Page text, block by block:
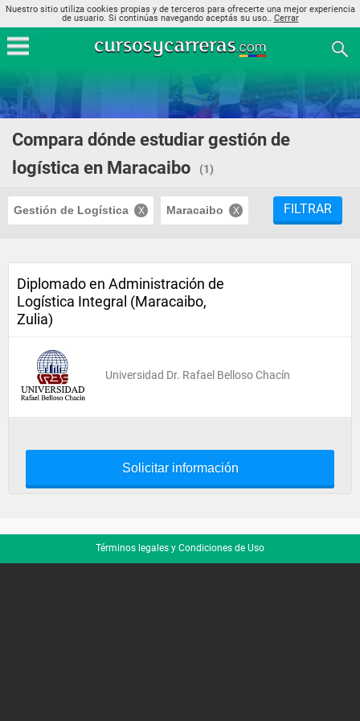
Nuestro sitio utiliza cookies propias y de terceros para ofrecerte una mejor experiencia
de usuario. Si continúas navegando aceptás su uso.. Cerrar
Compara dónde estudiar gestión de
logística en Maracaibo
(1)
Gestión de Logística Maracaibo FILTRAR
Diplomado en Administración de
Logística Integral (Maracaibo,
Zulia)
Universidad Dr. Rafael Belloso Chacín
Solicitar información
Términos legales y Condiciones de Uso